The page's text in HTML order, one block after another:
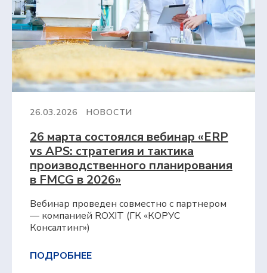
26.03.2026 НОВОСТИ
26 марта состоялся вебинар «ERP
vs APS: стратегия и тактика
производственного планирования
в FMCG в 2026»
Вебинар проведен совместно с партнером
— компанией ROXIT (ГК «КОРУС
Консалтинг»)
ПОДРОБНЕЕ